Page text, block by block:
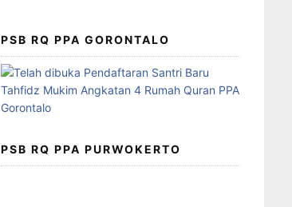
PSB RQ PPA GORONTALO
PSB RQ PPA PURWOKERTO